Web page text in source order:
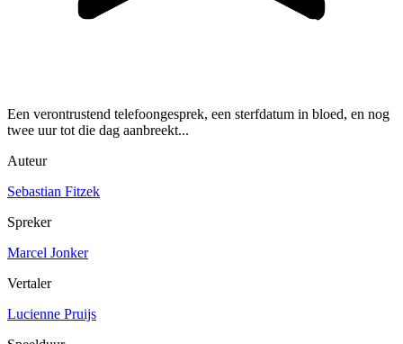
Een verontrustend telefoongesprek, een sterfdatum in bloed, en nog
twee uur tot die dag aanbreekt...
Auteur
Sebastian Fitzek
Spreker
Marcel Jonker
Vertaler
Lucienne Pruijs